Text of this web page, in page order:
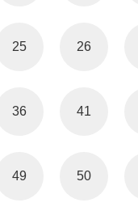
25 26
36 41
49 50